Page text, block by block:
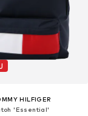
HILFIGER
'Essential'